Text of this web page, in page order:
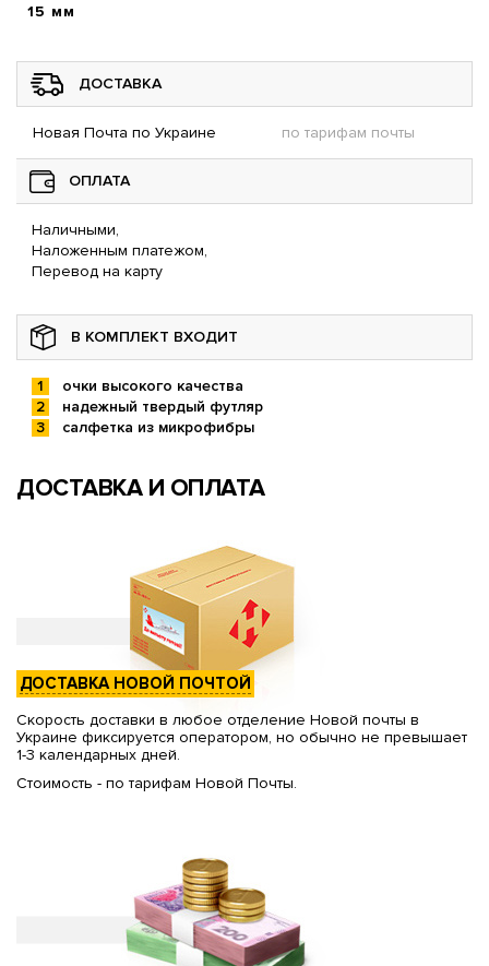
15 мм
ДОСТАВКА
Новая Почта по Украине по тарифам почты
ОПЛАТА
Наличными,
Наложенным платежом,
Перевод на карту
В КОМПЛЕКТ ВХОДИТ
очки высокого качества
надежный твердый футляр
салфетка из микрофибры
ДОСТАВКА И ОПЛАТА
ДОСТАВКА НОВОЙ ПОЧТОЙ
Скорость доставки в любое отделение Новой почты в
Украине фиксируется оператором, но обычно не превышает
1-3 календарных дней.
Стоимость - по тарифам Новой Почты.